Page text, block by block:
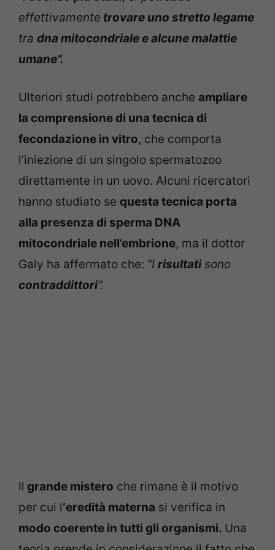
effettivamente trovare uno stretto legame
tra dna mitocondriale e alcune malattie
umane”.
Ulteriori studi potrebbero anche ampliare
la comprensione di una tecnica di
fecondazione in vitro, che comporta
l’iniezione di un singolo spermatozoo
direttamente in un uovo. Alcuni ricercatori
hanno studiato se questa tecnica porta
alla presenza di sperma DNA
mitocondriale nell’embrione, ma il dottor
Galy ha affermato che: “I risultatisono
contraddittori“.
Il grande mistero che rimane è il motivo
per cui l‘eredità materna si verifica in
modo coerente in tutti gli organismi. Una